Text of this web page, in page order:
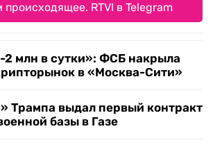
происходящее. RTVI в Telegram
2 млн в сутки»: ФСБ накрыла
в «Москва-Сити»
Трампа выдал первый контракт
базы в Газе